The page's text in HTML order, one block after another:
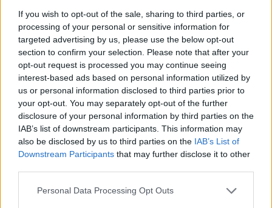
If you wish to opt-out of the sale, sharing to third parties, or
processing of your personal or sensitive information for
targeted advertising by us, please use the below opt-out
section to confirm your selection. Please note that after your
opt-out request is processed you may continue seeing
interest-based ads based on personal information utilized by
us or personal information disclosed to third parties prior to
your opt-out. You may separately opt-out of the further
disclosure of your personal information by third parties on the
IAB’s list of downstream participants. This information may
also be disclosed by us to third parties on the IAB’s List of
Downstream Participants that may further disclose it to other
Personal Data Processing Opt Outs
αναγνωρίζονται στην ίδια τη ζωγραφική του
πρακτική,τόσο στη χειρονομιακή αλλά και απόλυτα
ελεγχόμενη πινελιά, στην πληθωρική αλλά
συγκροτημένη και ζυγισμένη σύνθεση, όσο και στην
πλούσια χρωματική και τονική γκάμα, θεσπίζουν μιαν
αμφίσημη σχέση με τις αξίες της κλασικής παράδοσης,
ειδικά όταν αυτές εννοηθούν με αυστηρό τρόπο και
αναφορικά με την Ιταλική Αναγέννηση και τα ρεύματα
του κλασικισμού και νεοκλασικισμού του 18ου και 19ου
αιώνα. Το παραπάνω σε συνδυασμό με τη συστηματική
αναφορές του σε ζωγράφους όπως οφορών των